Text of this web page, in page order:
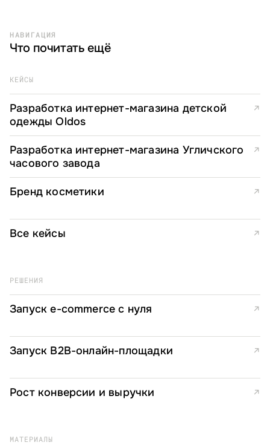
НАВИГАЦИЯ
Что почитать ещё
КЕЙСЫ
Разработка интернет-магазина детской
одежды Oldos
↗
Разработка интернет-магазина Угличского
часового завода
↗
Бренд косметики ↗
Все кейсы ↗
РЕШЕНИЯ
Запуск e-commerce с нуля ↗
Запуск B2B-онлайн-площадки ↗
Рост конверсии и выручки ↗
МАТЕРИАЛЫ